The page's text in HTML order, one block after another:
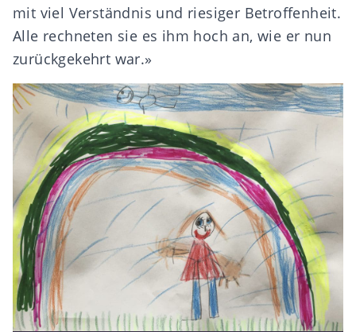
mit viel Verständnis und riesiger Betroffenheit.
Alle rechneten sie es ihm hoch an, wie er nun
zurückgekehrt war.»